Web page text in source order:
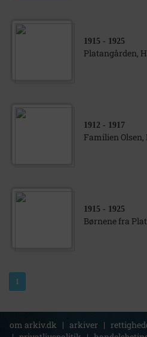
1915 - 1925
Platangården,
1912 - 1917
Familien
1915 - 1925
Børnene fra
1
om arkiv.dk | arkiver |